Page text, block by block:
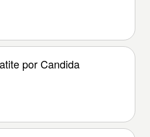
por Candida